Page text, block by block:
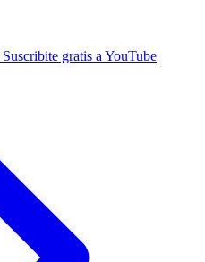
Suscribite gratis a YouTube